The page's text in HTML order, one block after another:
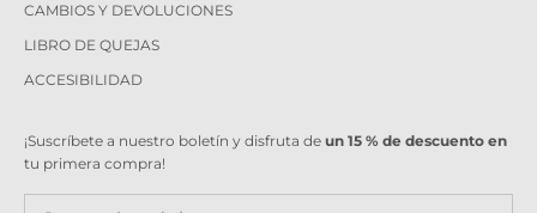
CAMBIOS Y DEVOLUCIONES
LIBRO DE QUEJAS
ACCESIBILIDAD
¡Suscríbete a nuestro boletín y disfruta de un 15 % de descuento en
tu primera compra!